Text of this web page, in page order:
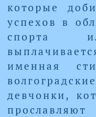
которые
успехов в
спорта
именная
девчонки,